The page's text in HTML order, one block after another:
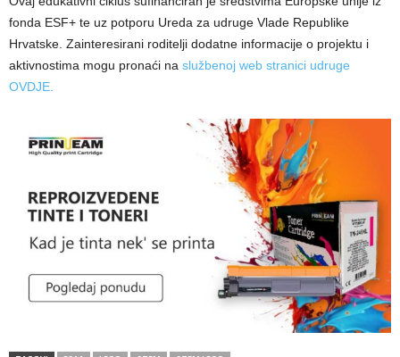
fonda ESF+ te uz potporu Ureda za udruge Vlade Republike
Hrvatske. Zainteresirani roditelji dodatne informacije o projektu i
aktivnostima mogu pronaći na službenoj web stranici udruge
OVDJE.